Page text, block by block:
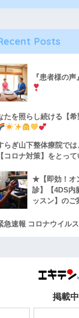
Posts
『患者様の
たを照らし続ける【希
らぎ山下整体療院で
コロナ対策】をとっ
★【即効！オ
診】【4DS内
ッスン】のご
急速報 コロナウイル